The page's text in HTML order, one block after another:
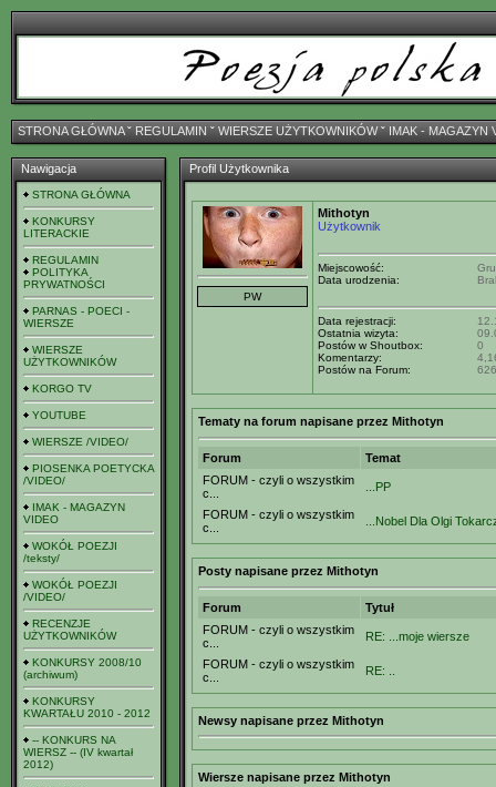
STRONA GŁÓWNAˇ REGULAMIN ˇ WIERSZE UŻYTKOWNIKÓWˇ IMAK - MAGAZYN
Nawigacja
STRONA GŁÓWNA
KONKURSY
LITERACKIE
REGULAMIN
POLITYKA
PRYWATNOŚCI
PARNAS - POECI -
WIERSZE
WIERSZE
UŻYTKOWNIKÓW
KORGO TV
YOUTUBE
WIERSZE /VIDEO/
PIOSENKA POETYCKA
/VIDEO/
IMAK - MAGAZYN
VIDEO
WOKÓŁ POEZJI
/teksty/
WOKÓŁ POEZJI
/VIDEO/
RECENZJE
UŻYTKOWNIKÓW
KONKURSY 2008/10
(archiwum)
KONKURSY
KWARTAŁU 2010 - 2012
-- KONKURS NA
WIERSZ -- (IV kwartał
2012)
Profil Użytkownika
Mithotyn
Użytkownik
Miejscowość:
Data urodzenia:
Data rejestracji:
Ostatnia wizyta:
Postów w Shoutbox:
0
Komentarzy:
Postów na Forum:
626
Tematy na forum napisane przez Mithotyn
Forum
Temat
FORUM - czyli o wszystkim
c...
...PP
FORUM - czyli o wszystkim
c...
...Nobel Dla Olgi
Posty napisane przez Mithotyn
Forum
Tytuł
FORUM - czyli o wszystkim
c...
RE: ...moje wiersze
FORUM - czyli o wszystkim
c...
RE: ..
Newsy napisane przez Mithotyn
Wiersze napisane przez Mithotyn